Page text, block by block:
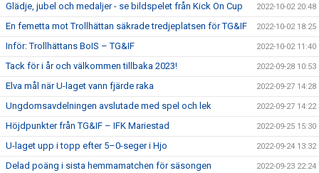
Glädje, jubel och medaljer - se bildspelet från Kick On Cup 2022-10-02 20:48
En femetta mot Trollhättan säkrade tredjeplatsen för TG&IF 2022-10-02 18:25
Inför: Trollhättans BoIS – TG&IF 2022-10-02 11:40
Tack för i år och välkommen tillbaka 2023! 2022-09-28 10:53
Elva mål när U-laget vann fjärde raka 2022-09-27 14:28
Ungdomsavdelningen avslutade med spel och lek 2022-09-27 14:22
Höjdpunkter från TG&IF – IFK Mariestad 2022-09-25 15:30
U-laget upp i topp efter 5–0-seger i Hjo 2022-09-24 13:32
Delad poäng i sista hemmamatchen för säsongen 2022-09-23 22:24